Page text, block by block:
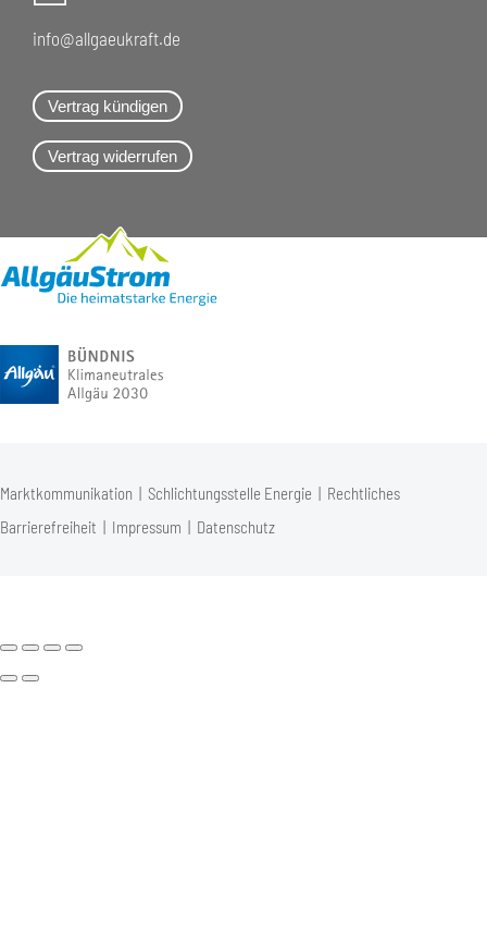
info@allgaeukraft.de
Vertrag kündigen
Vertrag widerrufen
Marktkommunikation | Schlichtungsstelle Energie | Rechtliches
Barrierefreiheit | Impressum | Datenschutz